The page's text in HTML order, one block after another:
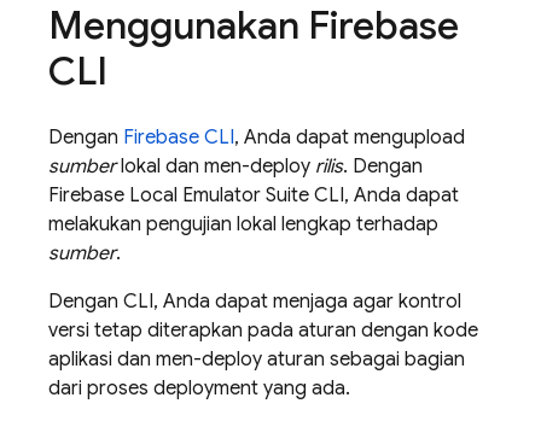
Menggunakan Firebase
CLI
Dengan Firebase CLI, Anda dapat mengupload
sumberlokal dan men-deploy rilis. Dengan
Firebase Local Emulator Suite CLI, Anda dapat
melakukan pengujian lokal lengkap terhadap
sumber.
Dengan CLI, Anda dapat menjaga agar kontrol
versi tetap diterapkan pada aturan dengan kode
aplikasi dan men-deploy aturan sebagai bagian
dari proses deployment yang ada.